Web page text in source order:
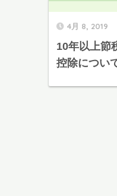
4月 8, 2019
10年以上節
控除につい